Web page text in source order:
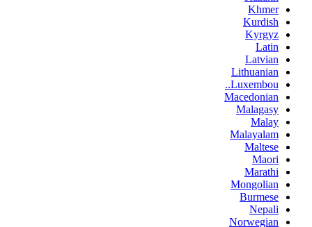
Khmer
Kurdish
Kyrgyz
Latin
Latvian
Lithuanian
Luxembou..
Macedonian
Malagasy
Malay
Malayalam
Maltese
Maori
Marathi
Mongolian
Burmese
Nepali
Norwegian